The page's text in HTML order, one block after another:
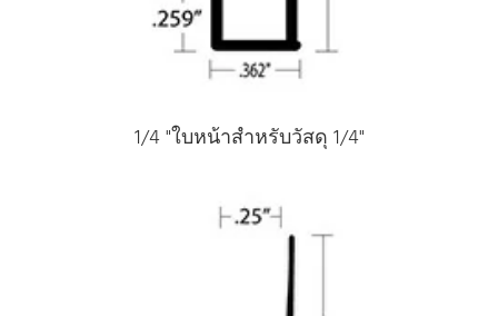
1/4 "ใบหน้าสําหรับวัสดุ 1/4"